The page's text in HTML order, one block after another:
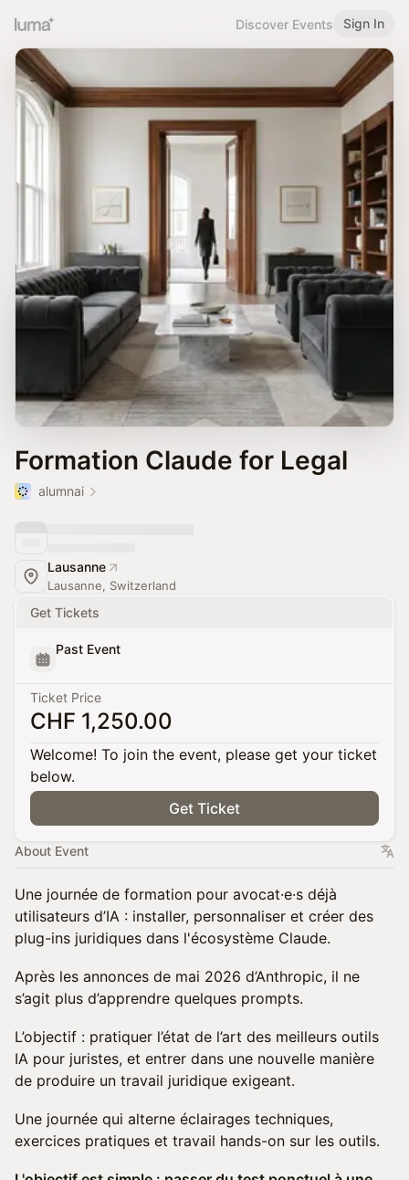
Discover Events Sign In
Formation Claude for Legal
alumnai
Lausanne
Lausanne, Switzerland
Get Tickets
Past Event
Ticket Price
CHF 1,250.00
Welcome! To join the event, please get your ticket
below.
Get Ticket
About Event
Une journée de formation pour avocat·e·s déjà
utilisateurs d’IA : installer, personnaliser et créer des
plug-ins juridiques dans l'écosystème Claude.
Après les annonces de mai 2026 d’Anthropic, il ne
s’agit plus d’apprendre quelques prompts.
L’objectif : pratiquer l’état de l’art des meilleurs outils
IA pour juristes, et entrer dans une nouvelle manière
de produire un travail juridique exigeant.
Une journée qui alterne éclairages techniques,
exercices pratiques et travail hands-on sur les outils.